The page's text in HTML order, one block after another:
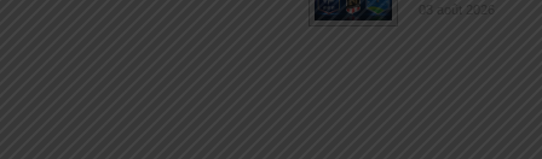
03 août 2026